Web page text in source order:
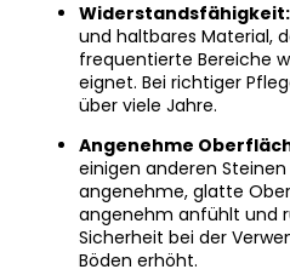
Widerstandsfähigkeit:
und haltbares Material,
frequentierte Bereiche
eignet. Bei richtiger
über viele Jahre.
Angenehme
einigen anderen
angenehme, glatte
angenehm anfühlt und
Sicherheit bei der
Böden erhöht.